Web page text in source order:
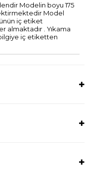
Modelin boyu 175
Model
iç etiket
almaktadır . Yıkama
iç etiketten